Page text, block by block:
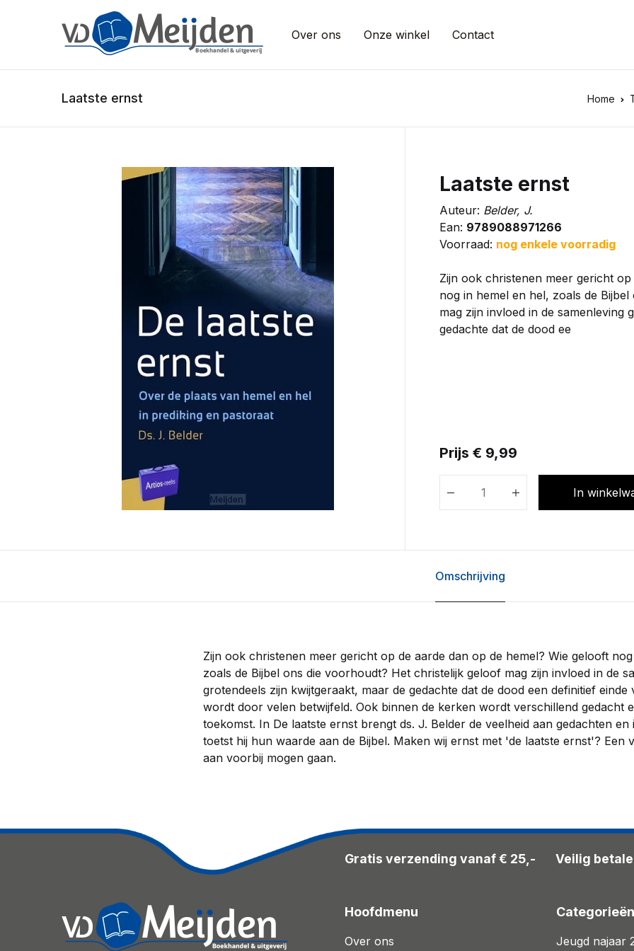
Over ons Onze winkel Contact
Laatste ernst Home
Laatste ernst
Auteur: Belder, J.
Ean: 9789088971266
Voorraad: nog enkele voorradig
Zijn ook christenen meer gericht
nog in hemel en hel, zoals de
mag zijn invloed in de samenleving
gedachte dat de dood ee
Prijs € 9,99
In
Omschrijving
Zijn ook christenen meer gericht op de aarde dan op de hemel? Wie gelooft
zoals de Bijbel ons die voorhoudt? Het christelijk geloof mag zijn invloed in de
grotendeels zijn kwijtgeraakt, maar de gedachte dat de dood een definitief einde
wordt door velen betwijfeld. Ook binnen de kerken wordt verschillend gedacht
toekomst. In De laatste ernst brengt ds. J. Belder de veelheid aan gedachten en
toetst hij hun waarde aan de Bijbel. Maken wij ernst met 'de laatste ernst'? Een
aan voorbij mogen gaan.
Gratis verzending vanaf € 25,- Veilig
Hoofdmenu
Over ons
Categorieën
Jeugd najaar